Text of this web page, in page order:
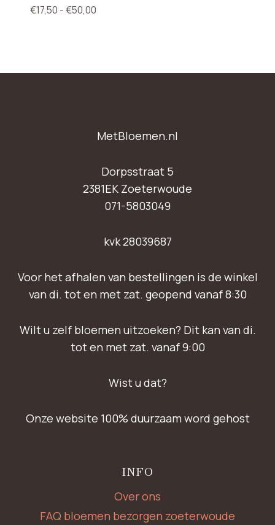
€17,50 -€50,00
MetBloemen.nl
Dorpsstraat 5
2381EK Zoeterwoude
071-5803049
kvk 28039687
Voor het afhalen van bestellingen is de winkel
van di. tot en met zat. geopend vanaf 8:30
Wilt u zelf bloemen uitzoeken? Dit kan van di.
tot en met zat. vanaf 9:00
Wist u dat?
Onze website 100% duurzaam word gehost
INFO
Over ons
FAQ bloemen bezorgen zoeterwoude